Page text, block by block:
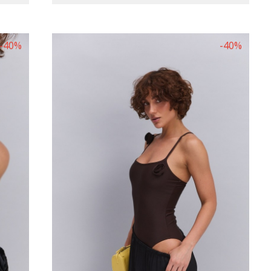
40% -40%